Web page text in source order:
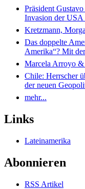
Präsident
Invasion der
Kretzmann,
Das doppelte
Amerika“? Mit
Marcela Arroyo
Chile: Herrscher
der neuen
mehr...
Links
Lateinamerika
Abonnieren
RSS Artikel